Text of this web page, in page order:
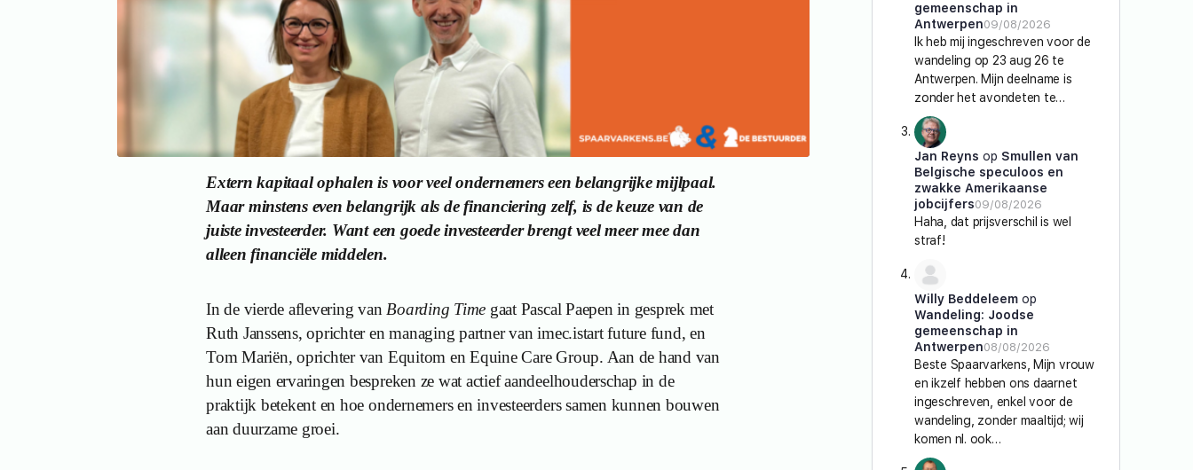
Extern kapitaal ophalen is voor veel ondernemers een belangrijke mijlpaal.
Maar minstens even belangrijk als de financiering zelf, is de keuze van de
juiste investeerder. Want een goede investeerder brengt veel meer mee dan
alleen financiële middelen.
In de vierde aflevering van Boarding Time gaat Pascal Paepen in gesprek met
Ruth Janssens, oprichter en managing partner van imec.istart future fund, en
Tom Mariën, oprichter van Equitom en Equine Care Group. Aan de hand van
hun eigen ervaringen bespreken ze wat actief aandeelhouderschap in de
praktijk betekent en hoe ondernemers en investeerders samen kunnen bouwen
aan duurzame groei.
gemeenschap in
Antwerpen09/08/2026
Ik heb mij ingeschreven voor de
wandeling op 23 aug 26 te
Antwerpen. Mijn deelname is
zonder het avondeten te…
Jan Reyns op Smullen van
Belgische speculoos en
zwakke Amerikaanse
jobcijfers09/08/2026
Haha, dat prijsverschil is wel
straf!
Willy Beddeleem op
Wandeling: Joodse
gemeenschap in
Antwerpen08/08/2026
Beste Spaarvarkens, Mijn vrouw
en ikzelf hebben ons daarnet
ingeschreven, enkel voor de
wandeling, zonder maaltijd; wij
komen nl. ook…